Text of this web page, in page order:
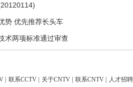
势 优先推荐长头车
术两项标准通过审查
| 联系CCTV | 关于CNTV | 联系CNTV | 人才招聘